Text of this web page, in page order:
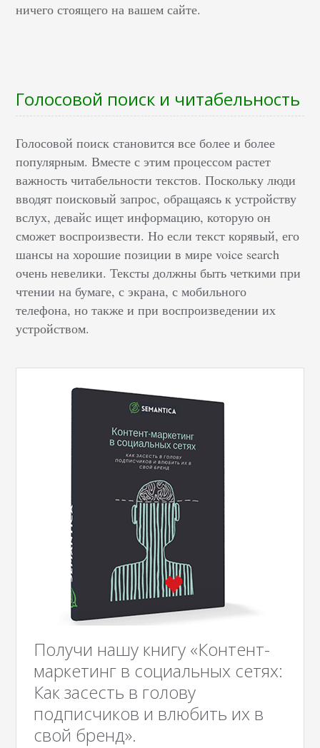
ничего стоящего на вашем сайте.
Голосовой поиск и читабельность
Голосовой поиск становится все более и более
популярным. Вместе с этим процессом растет
важность читабельности текстов. Поскольку люди
вводят поисковый запрос, обращаясь к устройству
вслух, девайс ищет информацию, которую он
сможет воспроизвести. Но если текст корявый, его
шансы на хорошие позиции в мире voice search
очень невелики. Тексты должны быть четкими при
чтении на бумаге, с экрана, с мобильного
телефона, но также и при воспроизведении их
устройством.
Получи нашу книгу «Контент-
маркетинг в социальных сетях:
Как засесть в голову
подписчиков и влюбить их в
свой бренд».